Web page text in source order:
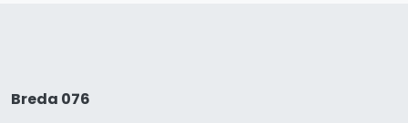
Breda 076